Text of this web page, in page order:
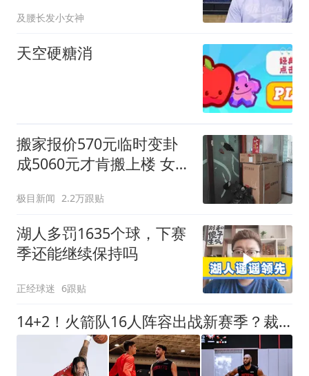
及腰长发小女神
天空硬糖消
搬家报价570元临时变卦
成5060元才肯搬上楼 女子
极目新闻 2.2万跟贴
湖人多罚1635个球，下赛
季还能继续保持吗
正经球迷 6跟贴
14+2！火箭队16人阵容出战新赛季？裁掉1人，或不再引进新球员